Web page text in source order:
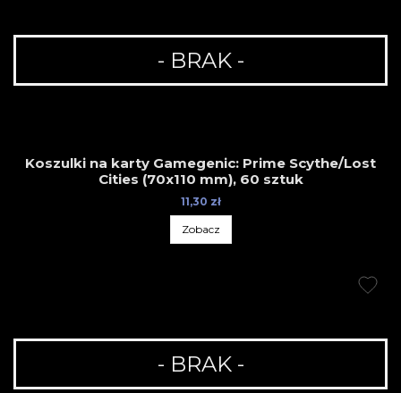
- BRAK -
Koszulki na karty Gamegenic: Prime Scythe/Lost
Cities (70x110 mm), 60 sztuk
11,30 zł
Zobacz
- BRAK -